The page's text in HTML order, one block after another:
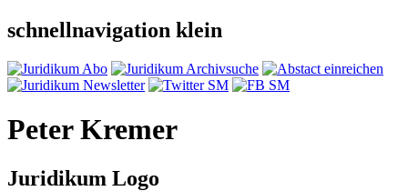
schnellnavigation klein
Peter Kremer
Juridikum Logo